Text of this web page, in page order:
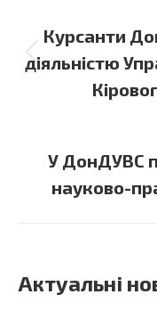
Курсанти
діяльністю
У ДонДУВС
науково-
Актуальні